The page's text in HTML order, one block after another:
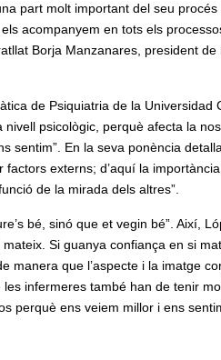
part molt important del seu
acompanyem en tots els
Borja Manzanares, president
de Psiquiatria de la Universidad
psicològic, perquè afecta la
sentim”. En la seva ponència
externs; d’aquí la
de la mirada dels altres”.
bé, sinó que et vegin bé”. Així,
Si guanya confiança en si
manera que l’aspecte i la imatge
infermeres també han de tenir
perquè ens veiem millor i ens